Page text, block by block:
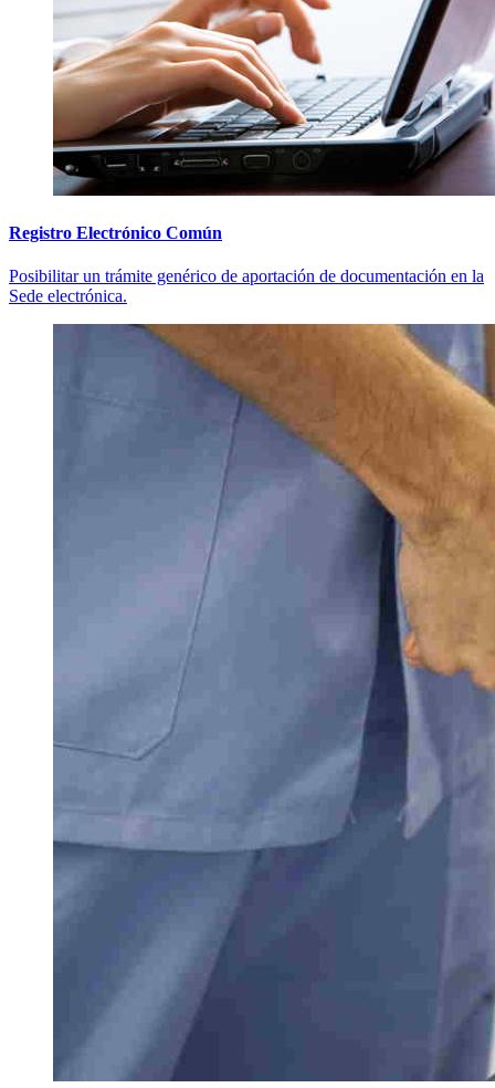
Registro Electrónico Común
Posibilitar un trámite genérico de aportación de documentación en la
Sede electrónica.